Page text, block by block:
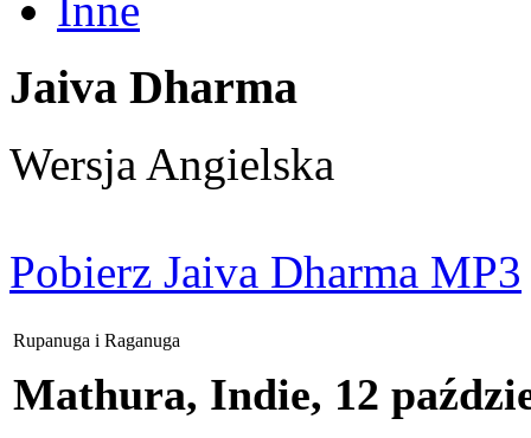
Inne
Jaiva Dharma
Wersja Angielska
Pobierz Jaiva Dharma MP3
Rupanuga i Raganuga
Mathura, Indie, 12